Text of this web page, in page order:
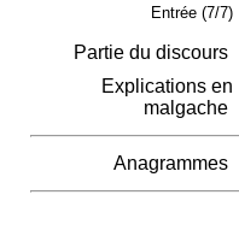
Entrée (7/7)
Partie du discours
Explications en
malgache
Anagrammes